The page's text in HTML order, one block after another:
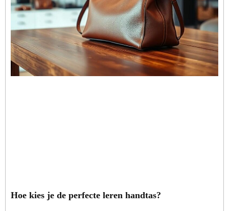
Hoe kies je de perfecte leren handtas?